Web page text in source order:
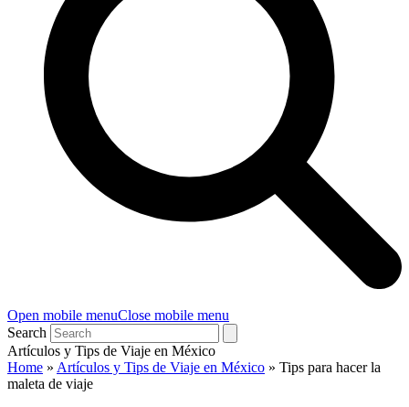
Open mobile menuClose mobile menu
Search
Artículos y Tips de Viaje en México
Home » Artículos y Tips de Viaje en México » Tips para hacer la
maleta de viaje